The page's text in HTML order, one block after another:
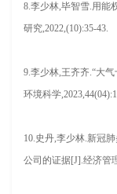
8.李少林,毕智雪.用能
研究,2022,(10):35-43.
9.李少林,王齐齐.“大
环境科学
10.史丹,李少林.新冠
公司的证据[J].经济管